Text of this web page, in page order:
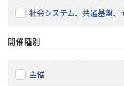
社会システム、共通基盤、
開催種別
主催